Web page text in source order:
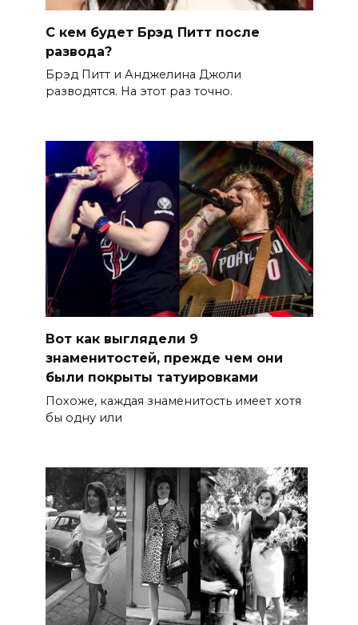
С кем будет Брэд Питт после
развода?
Брэд Питт и Анджелина Джоли
разводятся. На этот раз точно.
Вот как выглядели 9
знаменитостей, прежде чем они
были покрыты татуировками
Похоже, каждая знаменитость имеет хотя
бы одну или